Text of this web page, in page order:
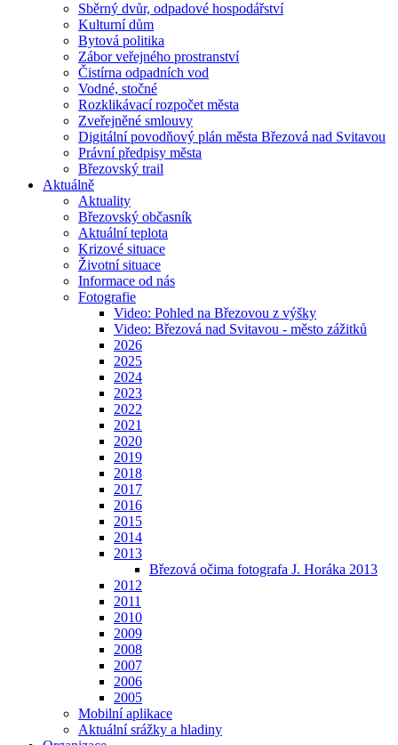
Sběrný dvůr, odpadové hospodářství
Kulturní dům
Bytová politika
Zábor veřejného prostranství
Čistírna odpadních vod
Vodné, stočné
Rozklikávací rozpočet města
Zveřejněné smlouvy
Digitální povodňový plán města Březová nad Svitavou
Právní předpisy města
Březovský trail
Aktuálně
Aktuality
Březovský občasník
Aktuální teplota
Krizové situace
Životní situace
Informace od nás
Fotografie
Video: Pohled na Březovou z výšky
Video: Březová nad Svitavou - město zážitků
2026
2025
2024
2023
2022
2021
2020
2019
2018
2017
2016
2015
2014
2013
Březová očima fotografa J. Horáka 2013
2012
2011
2010
2009
2008
2007
2006
2005
Mobilní aplikace
Aktuální srážky a hladiny